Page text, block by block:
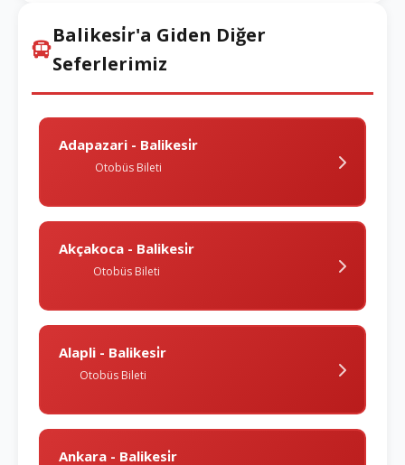
Balikesi̇r'a Giden Diğer
Seferlerimiz
Adapazari - Balikesi̇r
Otobüs Bileti
Akçakoca - Balikesi̇r
Otobüs Bileti
Alapli - Balikesi̇r
Otobüs Bileti
Ankara - Balikesi̇r